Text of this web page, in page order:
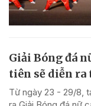
Giải Bóng đá
tiên sẽ diễn ra
Từ ngày 23 - 29/8,